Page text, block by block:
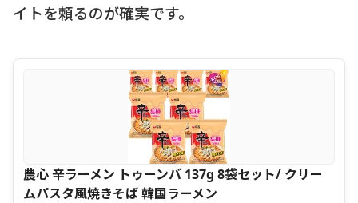
イトを頼るのが確実です。
農心 辛ラーメン トゥーンバ 137g 8袋セット/ クリー
ムパスタ風焼きそば 韓国ラーメン